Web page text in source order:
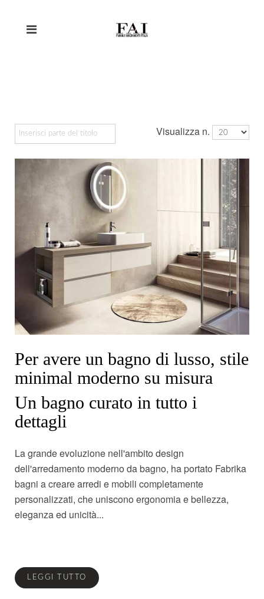
Visualizza n.
Per avere un bagno di lusso, stile
minimal moderno su misura
Un bagno curato in tutto i
dettagli
La grande evoluzione nell'ambito design
dell'arredamento moderno da bagno, ha portato Fabrika
bagni a creare arredi e mobili completamente
personalizzati, che uniscono ergonomia e bellezza,
eleganza ed unicità...
LEGGI TUTTO